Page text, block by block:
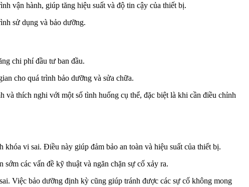
vận hành, giúp tăng hiệu suất và độ tin cậy của thiết bị.
sử dụng và bảo dưỡng.
chi phí đầu tư ban đầu.
cho quá trình bảo dưỡng và sửa chữa.
thích nghi với một số tình huống cụ thể, đặc biệt là khi cần điều chỉnh
vi sai. Điều này giúp đảm bảo an toàn và hiệu suất của thiết bị.
các vấn đề kỹ thuật và ngăn chặn sự cố xảy ra.
Việc bảo dưỡng định kỳ cũng giúp tránh được các sự cố không mong